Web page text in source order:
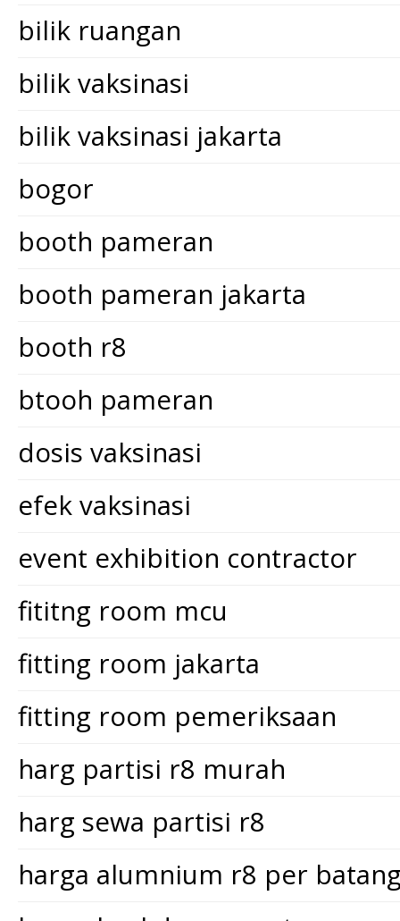
bilik ruangan
bilik vaksinasi
bilik vaksinasi jakarta
bogor
booth pameran
booth pameran jakarta
booth r8
btooh pameran
dosis vaksinasi
efek vaksinasi
event exhibition contractor
fititng room mcu
fitting room jakarta
fitting room pemeriksaan
harg partisi r8 murah
harg sewa partisi r8
harga alumnium r8 per